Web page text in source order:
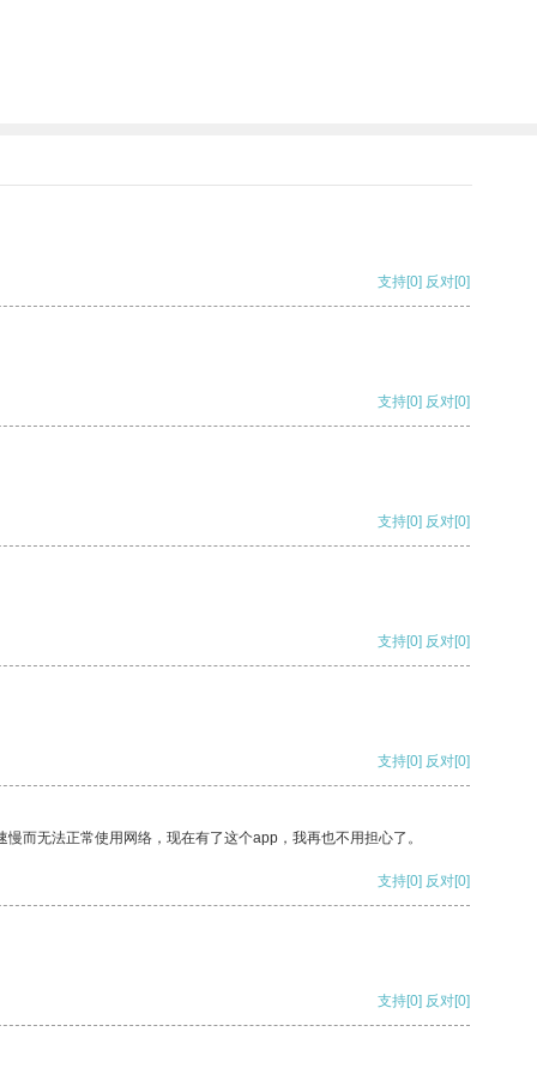
支持[0] 反对[0]
支持[0] 反对[0]
支持[0] 反对[0]
支持[0] 反对[0]
支持[0] 反对[0]
而无法正常使用网络，现在有了这个app，我再也不用担心了。
支持[0] 反对[0]
支持[0] 反对[0]